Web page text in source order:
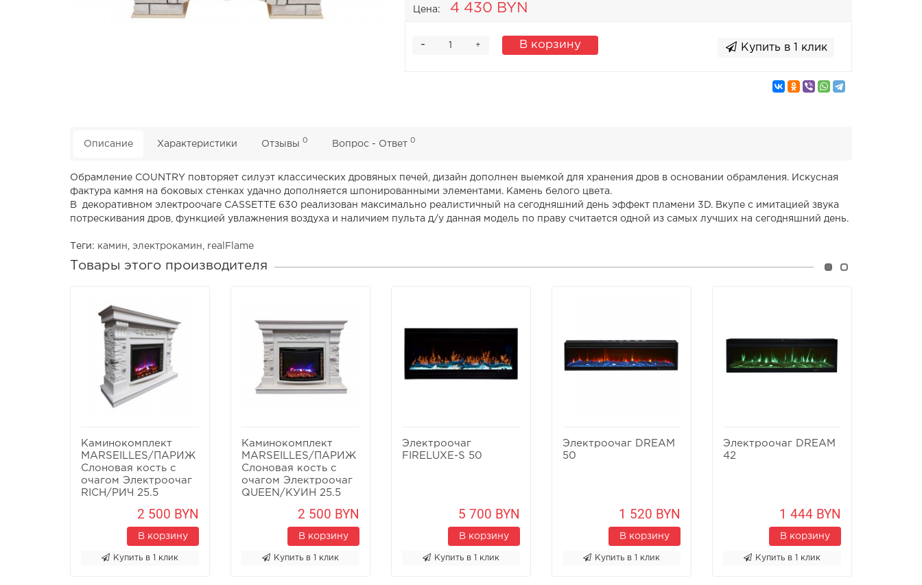
Цена: 4 430 BYN
+
- В корзину Купить в 1 клик
Описание Характеристики Отзывы 0 Вопрос - Ответ 0
Обрамление COUNTRY повторяет силуэт классических дровяных печей, дизайн дополнен выемкой для хранения дров в основании обрамления. Искусная
фактура камня на боковых стенках удачно дополняется шпонированными элементами. Камень белого цвета.
В декоративном электроочаге CASSETTE 630 реализован максимально реалистичный на сегодняшний день эффект пламени 3D. Вкупе с имитацией звука
потрескивания дров, функцией увлажнения воздуха и наличием пульта д/у данная модель по праву считается одной из самых лучших на сегодняшний день.
Теги: камин электрокамин realFlame
Товары этого производителя
Каминокомплект
MARSEILLES/ПАРИЖ
Слоновая кость с
очагом Электроочаг
RICH/РИЧ 25.5
2 500 BYN
В корзину
Купить в 1 клик
Каминокомплект
MARSEILLES/ПАРИЖ
Слоновая кость с
очагом Электроочаг
QUEEN/КУИН 25.5
2 500 BYN
В корзину
Купить в 1 клик
Электроочаг
FIRELUXE-S 50
5 700 BYN
В корзину
Купить в 1 клик
Электроочаг DREAM
50
1 520 BYN
В корзину
Купить в 1 клик
Электроочаг DREAM
42
1 444 BYN
В корзину
Купить в 1 клик